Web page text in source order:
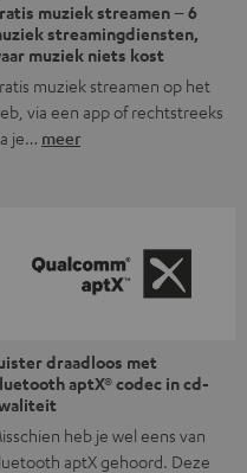
muziek streamen – 6
streamingdiensten,
muziek niets kost
muziek streamen op het
via een app of rechtstreeks
je… meer
draadloos met
aptX® codec in cd-
heb je wel eens van
aptX gehoord. Deze